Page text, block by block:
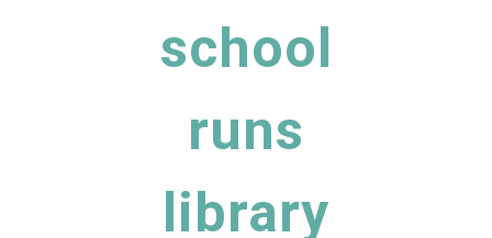
school
runs
library